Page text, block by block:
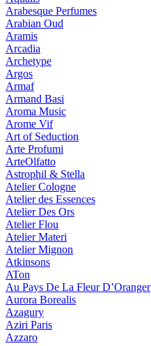
Arabesque Perfumes
Arabian Oud
Aramis
Arcadia
Archetype
Argos
Armaf
Armand Basi
Aroma Music
Arome Vif
Art of Seduction
Arte Profumi
ArteOlfatto
Astrophil & Stella
Atelier Cologne
Atelier des Essences
Atelier Des Ors
Atelier Flou
Atelier Materi
Atelier Mignon
Atkinsons
ATon
Au Pays De La Fleur D’Oranger
Aurora Borealis
Azagury
Aziri Paris
Azzaro